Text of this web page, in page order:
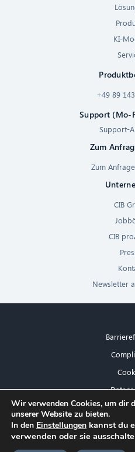
KI-
+49 89
Support (Mo-
Support-
Zum
Zum
CIB
CIB
Newsletter
Wir verwenden Cookies, um dir
unserer Website zu bieten.
In den Einstellungen kannst du
verwenden oder sie